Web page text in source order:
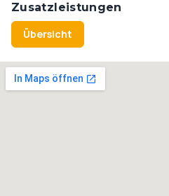
Zusatzleistungen
Übersicht